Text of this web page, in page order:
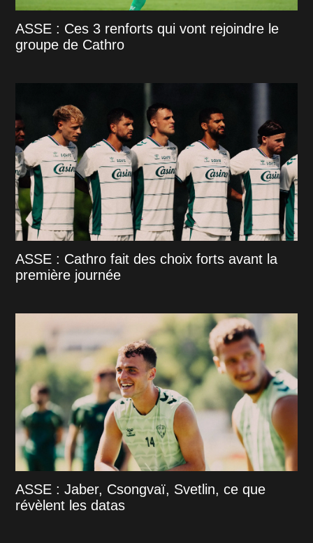
ASSE : Ces 3 renforts qui vont rejoindre le
groupe de Cathro
ASSE : Cathro fait des choix forts avant la
première journée
ASSE : Jaber, Csongvaï, Svetlin, ce que
révèlent les datas